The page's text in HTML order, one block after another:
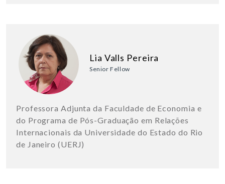
Lia Valls Pereira
Senior Fellow
Professora Adjunta da Faculdade de Economia e
do Programa de Pós-Graduação em Relações
Internacionais da Universidade do Estado do Rio
de Janeiro (UERJ)